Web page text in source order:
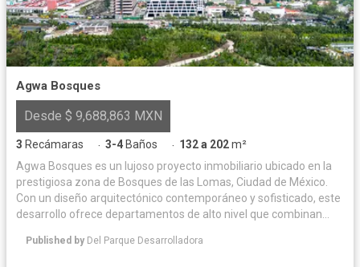
Agwa Bosques
Desde $ 9,688,863 MXN
3 Recámaras · 3-4 Baños · 132 a 202m²
Agwa Bosques es un lujoso proyecto inmobiliario ubicado en la
prestigiosa zona de Bosques de las Lomas, Ciudad de México.
Con un diseño arquitectónico contemporáneo y sofisticado, este
desarrollo ofrece departamentos de alto nivel que combinan
Bosques están pensadas para brindar a sus residentes una
Published by Del Parque Desarrolladora